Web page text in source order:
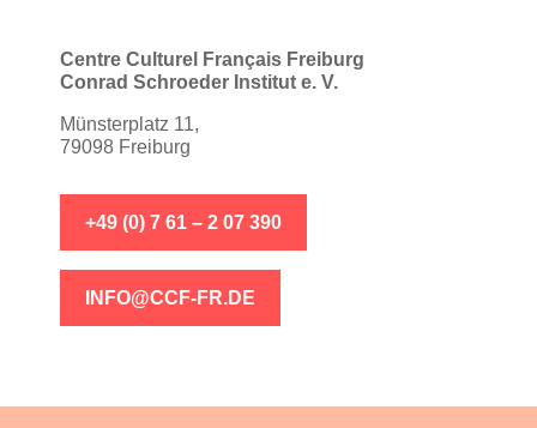
Centre Culturel Français Freiburg
Conrad Schroeder Institut e. V.
Münsterplatz 11,
79098 Freiburg
+49 (0) 7 61 – 2 07 390
INFO@CCF-FR.DE